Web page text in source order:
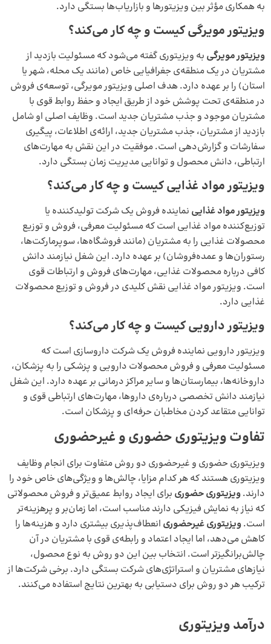
به همکاری مؤثر بین ویزیتورها و بازاریاب‌ها بستگی دارد.
ویزیتور مویرگی کیست و چه کار می‌کند؟
ویزیتور مویرگی به ویزیتوری گفته می‌شود که مسئولیت بازدید از
مشتریان در یک منطقه‌ی جغرافیایی خاص (مانند یک محله، شهر یا
استان) را بر عهده دارد. هدف اصلی ویزیتور مویرگی، توسعه‌ی فروش
در منطقه‌ی تحت پوشش خود از طریق ایجاد و حفظ روابط قوی با
مشتریان موجود و جذب مشتریان جدید است. وظایف اصلی او شامل
بازدید از مشتریان، جذب مشتریان جدید، ارائه‌ی اطلاعات، پیگیری
سفارشات و گزارش‌دهی است. موفقیت در این نقش به مهارت‌های
ارتباطی، دانش محصول و توانایی مدیریت زمان بستگی دارد.
ویزیتور مواد غذایی کیست و چه کار می‌کند؟
ویزیتور مواد غذایی نماینده‌ فروش یک شرکت تولیدکننده یا
توزیع‌کننده‌ مواد غذایی است که مسئولیت معرفی، فروش و توزیع
محصولات غذایی را به مشتریان (مانند فروشگاه‌ها، سوپرمارکت‌ها،
رستوران‌ها و عمده‌فروشان) بر عهده دارد. این شغل نیازمند دانش
کافی درباره‌ محصولات غذایی، مهارت‌های فروش و ارتباطات قوی
است. ویزیتور مواد غذایی نقش کلیدی در فروش و توزیع محصولات
غذایی دارد.
ویزیتور دارویی کیست و چه کار می‌کند؟
ویزیتور دارویی نماینده‌ فروش یک شرکت داروسازی است که
مسئولیت معرفی و فروش محصولات دارویی و پزشکی را به پزشکان،
داروخانه‌ها، بیمارستان‌ها و سایر مراکز درمانی بر عهده دارد. این شغل
نیازمند دانش تخصصی درباره‌ی داروها، مهارت‌های ارتباطی قوی و
توانایی متقاعد کردن مخاطبان حرفه‌ای و پزشکان است.
تفاوت ویزیتوری حضوری و غیرحضوری
ویزیتوری حضوری و غیرحضوری دو روش متفاوت برای انجام وظایف
ویزیتوری هستند که هر کدام مزایا، چالش‌ها و ویژگی‌های خاص خود را
دارند.ویزیتوری حضوری برای ایجاد روابط عمیق‌تر و فروش محصولاتی
که نیاز به نمایش فیزیکی دارند مناسب است، اما زمان‌بر و پرهزینه‌تر
است.ویزیتوری غیرحضوری انعطاف‌پذیری بیشتری دارد و هزینه‌ها را
کاهش می‌دهد، اما ایجاد اعتماد و رابطه‌ی قوی با مشتریان در آن
چالش‌برانگیزتر است. انتخاب بین این دو روش به نوع محصول،
نیازهای مشتریان و استراتژی‌های شرکت بستگی دارد. برخی شرکت‌ها از
ترکیب هر دو روش برای دستیابی به بهترین نتایج استفاده می‌کنند.
درآمد ویزیتوری